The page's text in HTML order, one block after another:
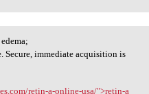
Secure, immediate acquisition is
retin-a-online-usa/">retin-a